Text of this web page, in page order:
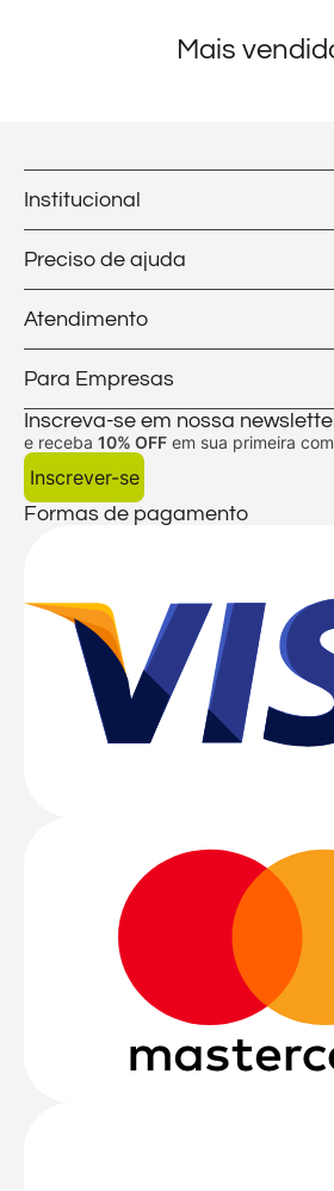
Mais
Institucional
Preciso de ajuda
Atendimento
Para Empresas
Inscreva-se em nossa
e receba 10% OFF em sua primeira
Inscrever-se
Formas de pagamento